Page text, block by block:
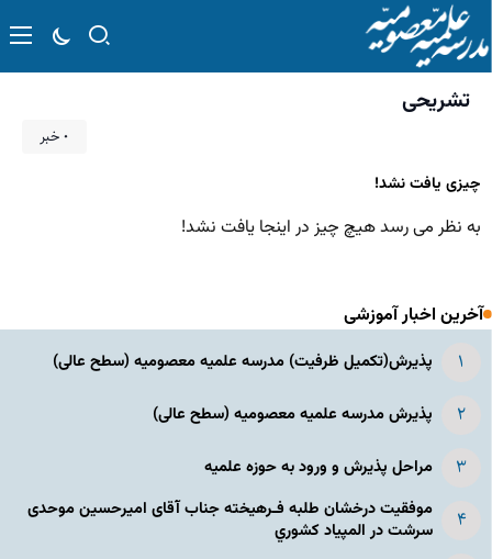
تشریحی
۰ خبر
چیزی یافت نشد!
به نظر می رسد هیچ چیز در اینجا یافت نشد!
آخرین اخبار آموزشی
پذیرش(تکمیل ظرفیت) مدرسه علمیه معصومیه‌ (سطح عالی)
پذیرش مدرسه علمیه معصومیه‌ (سطح عالی)
مراحل پذیرش و ورود به حوزه علمیه
موفقیت درخشان طلبه فـرهیخته جناب آقای امیرحسین موحدی
سرشت در المپياد كشوري